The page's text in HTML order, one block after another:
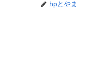
hpとやま